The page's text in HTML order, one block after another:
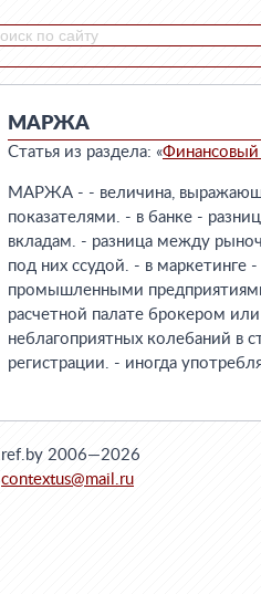
МАРЖА
Статья из раздела: «Финансовый
МАРЖА - - величина,
показателями. - в банке -
вкладам. - разница между
под них ссудой. - в маркетинге -
промышленными
расчетной палате брокером
неблагоприятных колебаний в
регистрации. - иногда
ref.by 2006—2026
contextus@mail.ru